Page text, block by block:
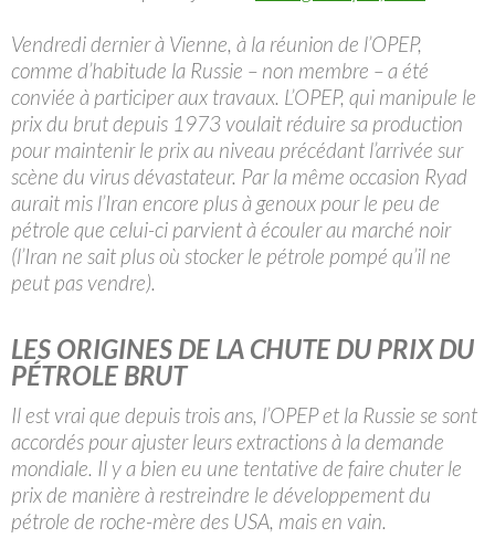
Vendredi dernier à Vienne, à la réunion de l’OPEP,
comme d’habitude la Russie – non membre – a été
conviée à participer aux travaux. L’OPEP, qui manipule le
prix du brut depuis 1973 voulait réduire sa production
pour maintenir le prix au niveau précédant l’arrivée sur
scène du virus dévastateur. Par la même occasion Ryad
aurait mis l’Iran encore plus à genoux pour le peu de
pétrole que celui-ci parvient à écouler au marché noir
(l’Iran ne sait plus où stocker le pétrole pompé qu’il ne
peut pas vendre).
LES ORIGINES DE LA CHUTE DU PRIX DU
PÉTROLE BRUT
Il est vrai que depuis trois ans, l’OPEP et la Russie se sont
accordés pour ajuster leurs extractions à la demande
mondiale. Il y a bien eu une tentative de faire chuter le
prix de manière à restreindre le développement du
pétrole de roche-mère des USA, mais en vain.